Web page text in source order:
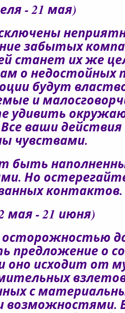
- 21 мая)
забытых
станет их же
о недостойных
будут
и
удивить
ваши
чувствами.
быть
Но
контактов.
мая - 21 июня)
осторожностью
предложение о
оно исходит от
с
возможностями.